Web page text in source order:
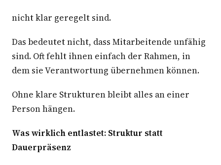
nicht klar geregelt sind.
Das bedeutet nicht, dass Mitarbeitende unfähig
sind. Oft fehlt ihnen einfach der Rahmen, in
dem sie Verantwortung übernehmen können.
Ohne klare Strukturen bleibt alles an einer
Person hängen.
Was wirklich entlastet: Struktur statt
Dauerpräsenz